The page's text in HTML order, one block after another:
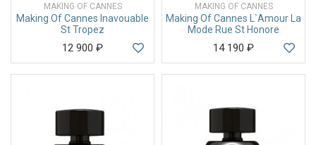
MAKING OF CANNES
Making Of Cannes Inavouable
St Tropez
12 900 ₽
MAKING OF CANNES
Making Of Cannes L`Amour La
Mode Rue St Honore
14 190 ₽